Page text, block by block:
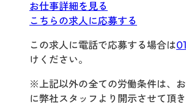
お仕事詳細を見る
こちらの求人に応募する
この求人に電話で応募する場合は
けください。
※上記以外の全ての労働条件は、
に弊社スタッフより開示させて頂き